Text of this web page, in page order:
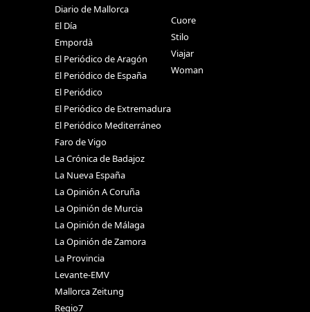
Diario de Mallorca
El Día
Empordà
El Periódico de Aragón
El Periódico de España
El Periódico
El Periódico de Extremadura
El Periódico Mediterráneo
Faro de Vigo
La Crónica de Badajoz
La Nueva España
La Opinión A Coruña
La Opinión de Murcia
La Opinión de Málaga
La Opinión de Zamora
La Provincia
Levante-EMV
Mallorca Zeitung
Regio7
Cuore
Stilo
Viajar
Woman